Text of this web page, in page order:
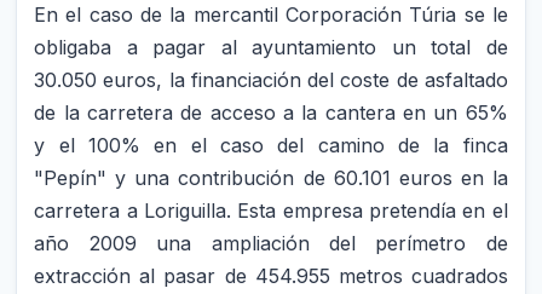
En el caso de la mercantil Corporación Túria se le
obligaba a pagar al ayuntamiento un total de
30.050 euros, la financiación del coste de asfaltado
de la carretera de acceso a la cantera en un 65%
y el 100% en el caso del camino de la finca
"Pepín" y una contribución de 60.101 euros en la
carretera a Loriguilla. Esta empresa pretendía en el
año 2009 una ampliación del perímetro de
extracción al pasar de 454.955 metros cuadrados